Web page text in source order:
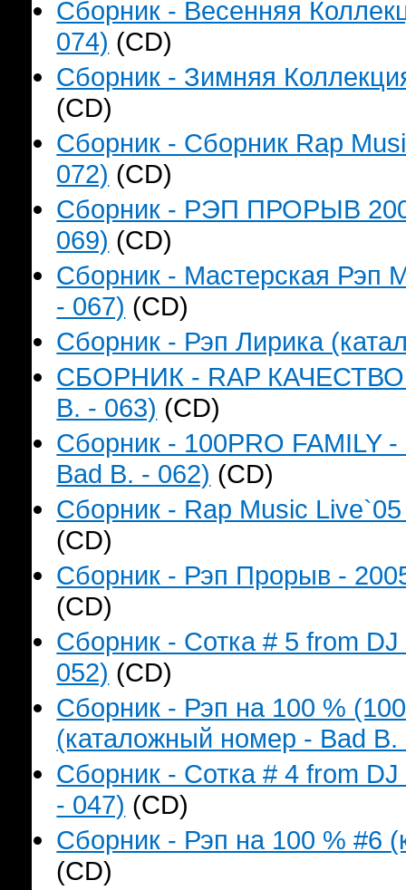
Сборник - Весенняя
074) (CD)
Сборник - Зимняя
(CD)
Сборник - Сборник Rap
072) (CD)
Сборник - РЭП ПРОРЫВ
069) (CD)
Сборник - Мастерская Рэп
- 067) (CD)
Сборник - Рэп Лирика
СБОРНИК - RAP КАЧЕСТВО
B. - 063) (CD)
Сборник - 100PRO FAMILY
Bad B. - 062) (CD)
Сборник - Rap Music
(CD)
Сборник - Рэп Прорыв -
(CD)
Сборник - Сотка # 5 from
052) (CD)
Сборник - Рэп на 100 %
(каталожный номер - Bad B.
Сборник - Сотка # 4 from
- 047) (CD)
Сборник - Рэп на 100 % #6
(CD)